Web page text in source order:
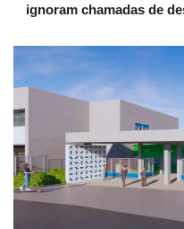
ignoram chamadas de